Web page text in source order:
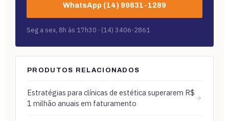
WhatsApp (14) 99631-1289
Seg a sex, 8h às 17h30 · (14) 3406-2861
PRODUTOS RELACIONADOS
Estratégias para clínicas de estética superarem R$
1 milhão anuais em faturamento
→